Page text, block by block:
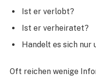
Ist er verlobt?
Ist er verheiratet?
Handelt es sich nur
Oft reichen wenige